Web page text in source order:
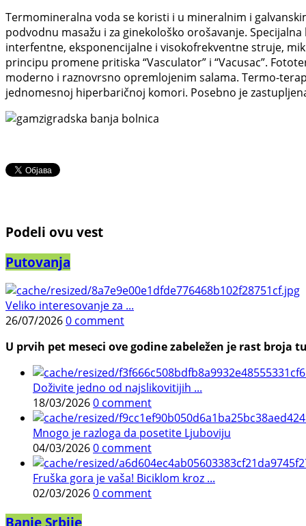
Termomineralna voda se koristi i u mineralnim i
podvodnu masažu i za ginekološko orošavanje.
interfentne, eksponencijalne i visokofrekventne struje,
principu promene pritiska “Vasculator” i “Vacusac”.
moderno i raznovrsno opremlojenim salama. Termo-
jednomesnoj hiperbaričnoj komori. Posebno je
Podeli ovu vest
Putovanja
Veliko interesovanje za ...
26/07/20260 comment
U prvih pet meseci ove godine zabeležen je rast
Doživite jedno od najslikovitijih ...
18/03/20260 comment
Mnogo je razloga da posetite Ljuboviju
04/03/20260 comment
Fruška gora je vaša! Biciklom kroz ...
02/03/20260 comment
Banje Srbije